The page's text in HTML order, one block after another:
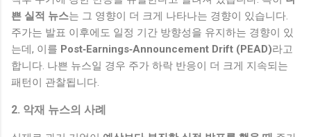
쁜 실적 뉴스는 그 영향이 더 크게 나타나는 경향이 있습니다.
주가는 발표 이후에도 일정 기간 방향성을 유지하는 경향이 있
는데, 이를 Post‑Earnings‑Announcement Drift (PEAD)라고
합니다. 나쁜 뉴스일 경우 주가 하락 반응이 더 크게 지속되는
패턴이 관찰됩니다.
2. 악재 뉴스의 사례